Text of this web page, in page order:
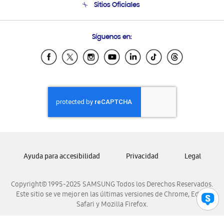
Condiciones de Compra
Soporte vía eMail
Sitios Oficiales
Samsung Ecuador
Samsung El Salvador
Samsung Honduras
Samsung Nicaragua
Samsung Panamá
Samsung Venezuela
Síguenos en:
Copyright© 1995-2025 SAMSUNG Todos los Derechos Reservados.
Este sitio se ve mejor en las últimas versiones de Chrome, Edge,
Safari y Mozilla Firefox.
Ayuda para accesibilidad Privacidad Legal